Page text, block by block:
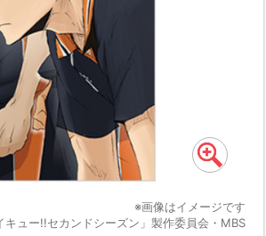
※画像はイメージです
ュー!!セカンドシーズン」製作委員会・MBS